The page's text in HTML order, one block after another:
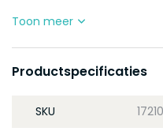
Toon meer
Productspecificaties
SKU 17210